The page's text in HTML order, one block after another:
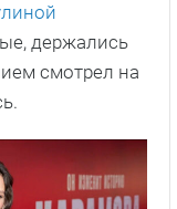
держались
смотрел на